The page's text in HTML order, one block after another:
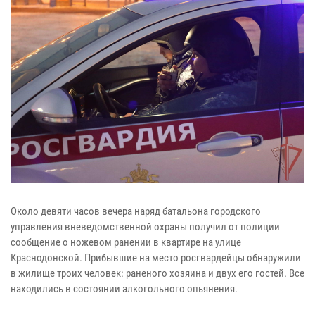
Около девяти часов вечера наряд батальона городского
управления вневедомственной охраны получил от полиции
сообщение о ножевом ранении в квартире на улице
Краснодонской. Прибывшие на место росгвардейцы обнаружили
в жилище троих человек: раненого хозяина и двух его гостей. Все
находились в состоянии алкогольного опьянения.